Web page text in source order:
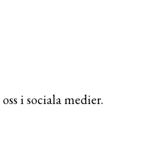
i sociala medier.